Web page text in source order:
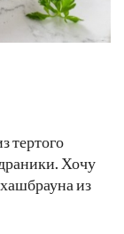
тертого
Хочу
из